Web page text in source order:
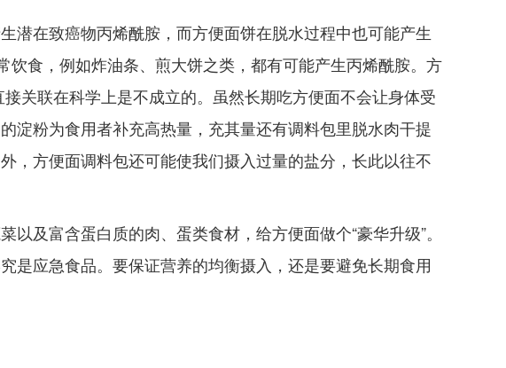
潜在致癌物丙烯酰胺，而方便面饼在脱水过程中也可能产生
食，例如炸油条、煎大饼之类，都有可能产生丙烯酰胺。方
关联在科学上是不成立的。虽然长期吃方便面不会让身体受
淀粉为食用者补充高热量，充其量还有调料包里脱水肉干提
，方便面调料包还可能使我们摄入过量的盐分，长此以往不
及富含蛋白质的肉、蛋类食材，给方便面做个“豪华升级”。
是应急食品。要保证营养的均衡摄入，还是要避免长期食用